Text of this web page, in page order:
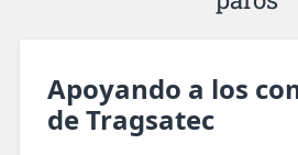
Apoyando a los
de Tragsatec